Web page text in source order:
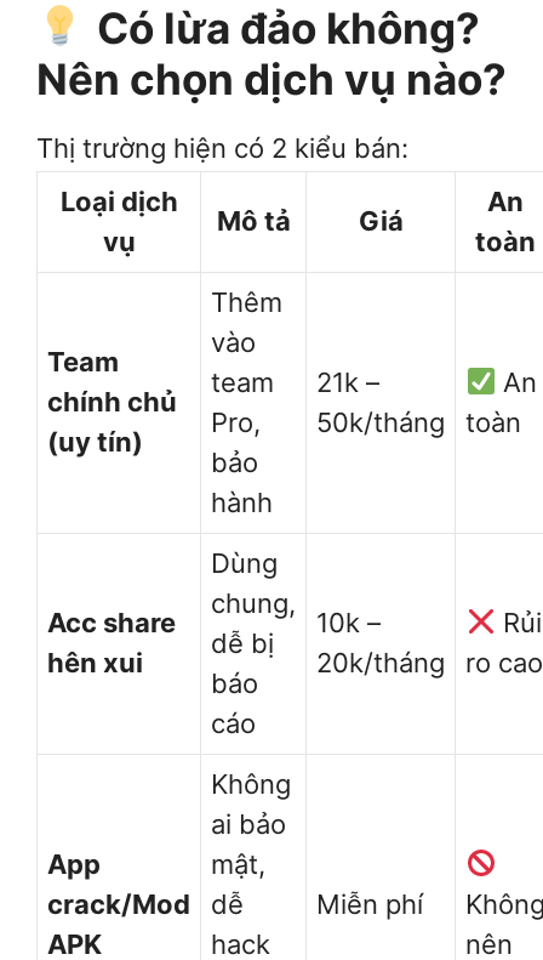
Có lừa đảo không?
Nên chọn dịch vụ nào?
Thị trường hiện có 2 kiểu bán:
Loại dịch
vụ
Mô tả Giá
An
toàn
Team
chính chủ
(uy tín)
Thêm
vào
team
Pro,
bảo
hành
21k –
50k/tháng
An
toàn
Acc share
hên xui
Dùng
chung,
dễ bị
báo
cáo
10k –
20k/tháng
Rủi
ro cao
App
crack/Mod
APK
Không
ai bảo
mật,
dễ
hack
Miễn phí
nên